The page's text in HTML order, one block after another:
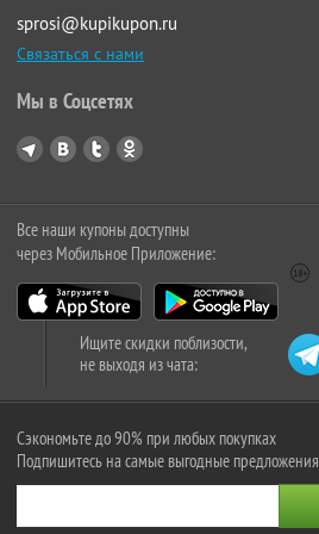
sprosi@kupikupon.ru
Связаться с нами
Мы в Соцсетях
Все наши купоны доступны
через Мобильное Приложение:
Ищите скидки поблизости,
не выходя из чата:
Сэкономьте до 90% при любых покупках
Подпишитесь на самые выгодные предложения